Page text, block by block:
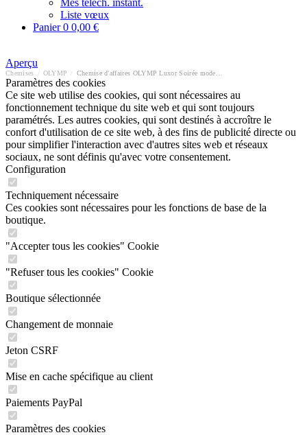
Mes téléch. instant.
Liste vœux
Panier0 0,00 €
Aperçu
Chemises OLYMP
Paramètres des cookies
Ce site web utilise des cookies, qui sont nécessaires au
fonctionnement technique du site web et qui sont toujours
paramétrés. Les autres cookies, qui sont destinés à accroître le
confort d'utilisation de ce site web, à des fins de publicité directe ou
pour simplifier l'interaction avec d'autres sites web et réseaux
sociaux, ne sont définis qu'avec votre consentement.
Configuration
Techniquement nécessaire
Ces cookies sont nécessaires pour les fonctions de base de la
boutique.
"Accepter tous les cookies" Cookie
"Refuser tous les cookies" Cookie
Boutique sélectionnée
Changement de monnaie
Jeton CSRF
Mise en cache spécifique au client
Paiements PayPal
Paramètres des cookies